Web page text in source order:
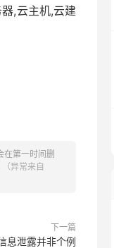
,云主机,云建
第一时间删
异常来自
下一篇
息泄露并非个例